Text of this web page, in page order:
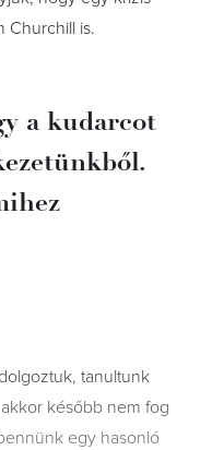
Churchill is.
a kudarcot
tanultunk
később nem fog
egy hasonló